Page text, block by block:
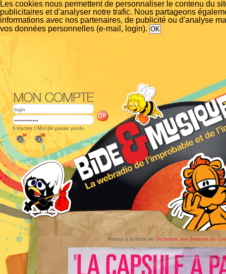
Les cookies nous permettent de personnaliser le contenu du
publicitaires et d'analyser notre trafic. Nous partageons
informations avec nos partenaires, de publicité ou d'analyse
vos données personnelles (e-mail, login).
S'inscrire | Mot de passe perdu
Retour à la fiche de Orchestre des Briseurs de